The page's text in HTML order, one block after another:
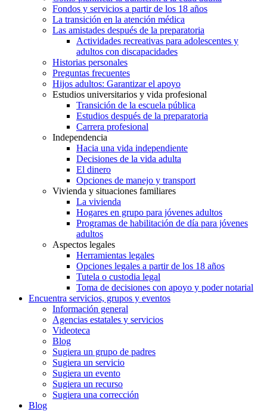
Fondos y servicios a partir de los 18 años
La transición en la atención médica
Las amistades después de la preparatoria
Actividades recreativas para adolescentes y
adultos con discapacidades
Historias personales
Preguntas frecuentes
Hijos adultos: Garantizar el apoyo
Estudios universitarios y vida profesional
Transición de la escuela pública
Estudios después de la preparatoria
Carrera profesional
Independencia
Hacia una vida independiente
Decisiones de la vida adulta
El dinero
Opciones de manejo y transport
Vivienda y situaciones familiares
La vivienda
Hogares en grupo para jóvenes adultos
Programas de habilitación de día para jóvenes
adultos
Aspectos legales
Herramientas legales
Opciones legales a partir de los 18 años
Tutela o custodia legal
Toma de decisiones con apoyo y poder notarial
Encuentra servicios, grupos y eventos
Información general
Agencias estatales y servicios
Videoteca
Blog
Sugiera un grupo de padres
Sugiera un servicio
Sugiera un evento
Sugiera un recurso
Sugiera una corrección
Blog